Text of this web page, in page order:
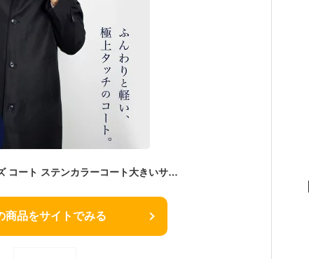
ビジネスコート メンズ コート ステンカラーコート大きいサイズ BIGサイズ スタンドカラー M L LL 3L 4L 5L 6L 黒 ブラック ライナー取り外し可能 アウター 加工 秋冬春 超軽量 スリーシーズン
商品をサイトでみる